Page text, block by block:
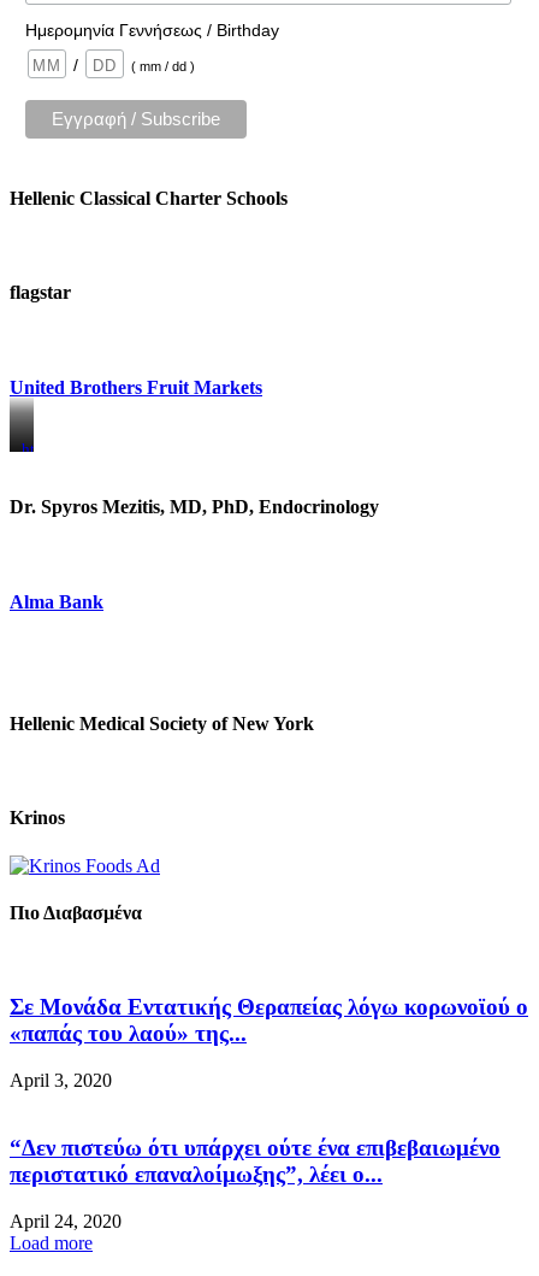
Ημερομηνία Γεννήσεως / Birthday
/
( mm / dd )
Hellenic Classical Charter Schools
flagstar
United Brothers Fruit Markets
https://www.unitedbrothersfruitmarkets.com/
https://www.unitedbrothersfruitmarkets.com/
Dr. Spyros Mezitis, MD, PhD, Endocrinology
Alma Bank
Hellenic Medical Society of New York
Krinos
Πιο Διαβασμένα
Σε Μονάδα Εντατικής Θεραπείας λόγω κορωνοϊού ο
«παπάς του λαού» της...
April 3, 2020
“Δεν πιστεύω ότι υπάρχει ούτε ένα επιβεβαιωμένο
περιστατικό επαναλοίμωξης”, λέει ο...
April 24, 2020
Load more